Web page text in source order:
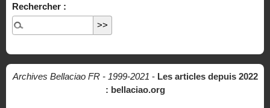
Rechercher :
Archives Bellaciao FR - 1999-2021 - Les articles depuis 2022
: bellaciao.org